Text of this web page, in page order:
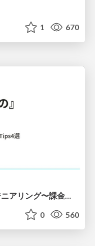
1 670
0 560